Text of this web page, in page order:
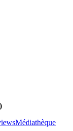
Médiathèque